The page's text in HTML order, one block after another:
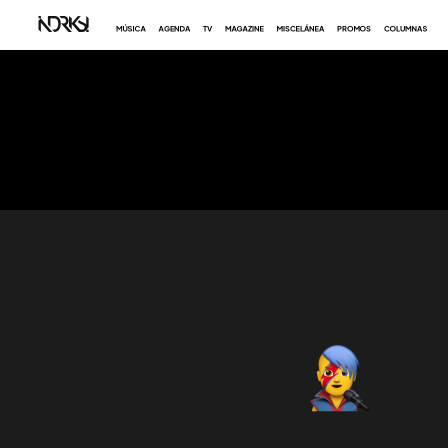
MÚSICA AGENDA TV MAGAZINE MISCELÁNEA PROMOS COLUMNAS